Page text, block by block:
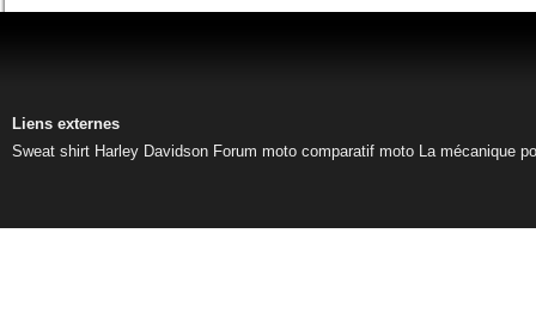
Liens externes
Sweat shirt Harley Davidson Forum moto comparatif moto La mécanique